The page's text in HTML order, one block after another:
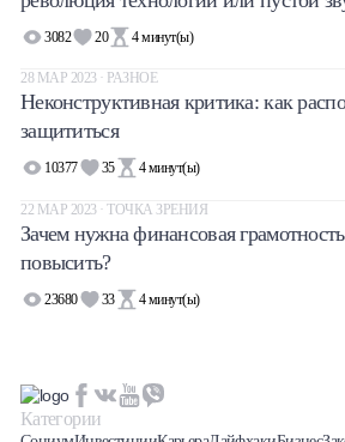
3082 20 4минут(ы)
28 МАР 2023 · РАЗНОЕ
Неконструктивная критика: как
защититься
10377 35 4минут(ы)
22 МАР 2023 · ТОЧКА ЗРЕНИЯ
Зачем нужна финансовая
повысить?
23680 33 4минут(ы)
Категории